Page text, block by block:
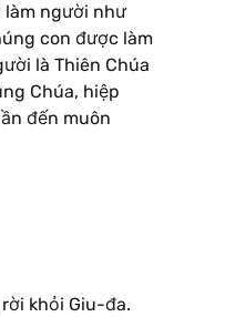
làm người như
con được làm
là Thiên Chúa
Chúa, hiệp
đến muôn
khỏi Giu-đa.